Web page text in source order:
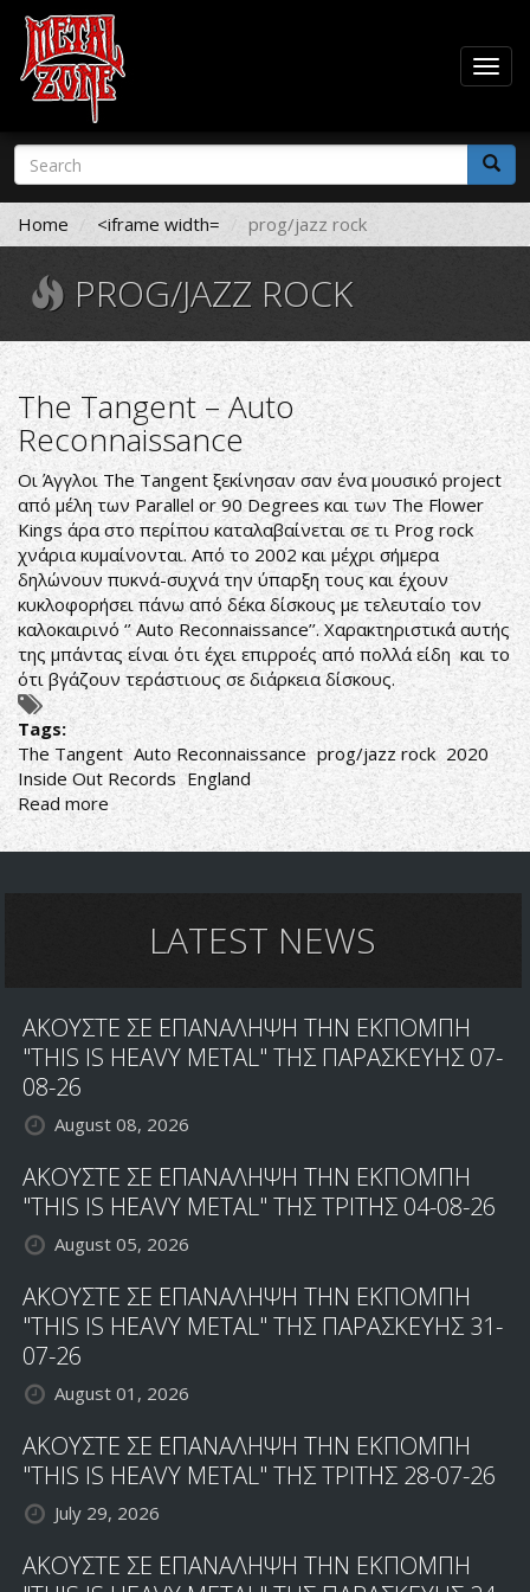
Skip
main
content
Search
form
Search
Home <iframe width= prog/jazz rock
PROG/JAZZ ROCK
The Tangent ‎– Auto
Reconnaissance
Οι Άγγλοι The Tangent ξεκίνησαν σαν ένα μουσικό project
από μέλη των Parallel or 90 Degrees και των The Flower
Kings άρα στο περίπου καταλαβαίνεται σε τι Prog rock
χνάρια κυμαίνονται. Από το 2002 και μέχρι σήμερα
δηλώνουν πυκνά-συχνά την ύπαρξη τους και έχουν
κυκλοφορήσει πάνω από δέκα δίσκους με τελευταίο τον
καλοκαιρινό ‘’ Auto Reconnaissance’’. Χαρακτηριστικά αυτής
της μπάντας είναι ότι έχει επιρροές από πολλά είδη και το
ότι βγάζουν τεράστιους σε διάρκεια δίσκους.
Tags:
The Tangent Auto Reconnaissance prog/jazz rock 2020
Inside Out Records England
Read more about
The
Tangent
Reconnaissance
LATEST NEWS
ΑΚΟΥΣΤΕ ΣΕ ΕΠΑΝΑΛΗΨΗ ΤΗΝ ΕΚΠΟΜΠΗ
"THIS IS HEAVY METAL" ΤΗΣ ΠΑΡΑΣΚΕΥΗΣ 07-
08-26
August 08, 2026
ΑΚΟΥΣΤΕ ΣΕ ΕΠΑΝΑΛΗΨΗ ΤΗΝ ΕΚΠΟΜΠΗ
"THIS IS HEAVY METAL" ΤΗΣ ΤΡΙΤΗΣ 04-08-26
August 05, 2026
ΑΚΟΥΣΤΕ ΣΕ ΕΠΑΝΑΛΗΨΗ ΤΗΝ ΕΚΠΟΜΠΗ
"THIS IS HEAVY METAL" ΤΗΣ ΠΑΡΑΣΚΕΥΗΣ 31-
07-26
August 01, 2026
ΑΚΟΥΣΤΕ ΣΕ ΕΠΑΝΑΛΗΨΗ ΤΗΝ ΕΚΠΟΜΠΗ
"THIS IS HEAVY METAL" ΤΗΣ ΤΡΙΤΗΣ 28-07-26
July 29, 2026
ΑΚΟΥΣΤΕ ΣΕ ΕΠΑΝΑΛΗΨΗ ΤΗΝ ΕΚΠΟΜΠΗ